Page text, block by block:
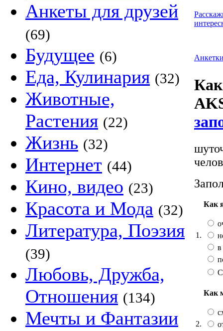
Анкеты для друзей
(69)
Будущее (6)
Еда, Кулинария (32)
Животные,
Растения (22)
Жизнь (32)
Интернет (44)
Кино, видео (23)
Красота и Мода (32)
Литература, Поэзия
(39)
Любовь, Дружба,
Отношения (134)
Мечты и Фантазии
1.
Как
в
2.
Как